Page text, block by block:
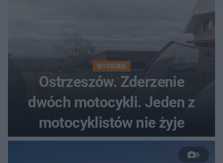
WYPADEK
Ostrzeszów. Zderzenie
dwóch motocykli. Jeden z
motocyklistów nie żyje
6